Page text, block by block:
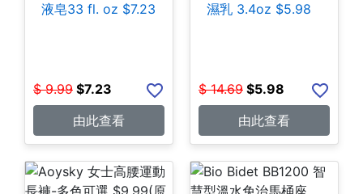
液皂33 fl. oz $7.23
$ 9.99 $7.23
由此查看
濕乳 3.4oz $5.98
$ 14.69 $5.98
由此查看